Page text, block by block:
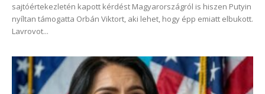
sajtóértekezletén kapott kérdést Magyarországról is hiszen Putyin
nyíltan támogatta Orbán Viktort, aki lehet, hogy épp emiatt elbukott.
Lavrovot...